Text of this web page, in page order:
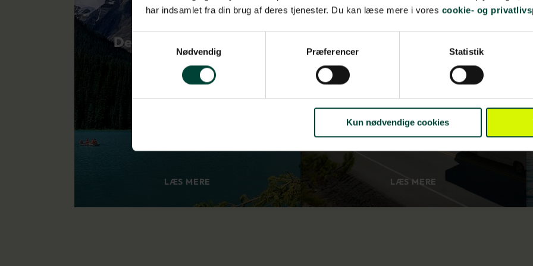
har indsamlet fra din brug af deres tjenester. Du kan læse mere i vores cookie- og
Nødvendig
Præferencer Statistik
Kun nødvendige cookies
Det vestlige Canada &
højdepunkter på
Hawaii
LÆS MERE
vestlige Canada i
autocamper
LÆS MERE